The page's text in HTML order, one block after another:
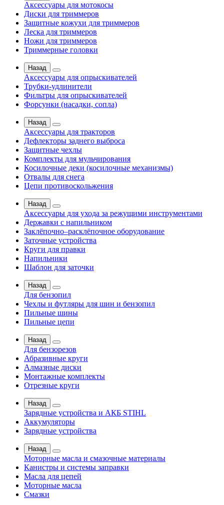
Аксессуары для мотокосы
Диски для триммеров
Защитные кожухи для триммеров
Леска для триммеров
Ножи для триммеров
Триммерные головки
Назад
Аксессуары для опрыскивателей
Трубки-удлинители
Фильтры для опрыскивателей
Форсунки (насадки, сопла)
Назад
Аксессуары для тракторов
Дефлекторы заднего выброса
Защитные чехлы
Комплекты для мульчирования
Косилочные деки (косилочные механизмы)
Отвалы для снега
Цепи противоскольжения
Назад
Аксессуары для ухода за режущими инструментами
Державки с напильником
Заклёпочно–расклёпочное оборудование
Заточные устройства
Круги для правки
Напильники
Шаблон для заточки
Назад
Для бензопил
Чехлы и футляры для шин и бензопил
Пильные шины
Пильные цепи
Назад
Для бензорезов
Абразивные круги
Алмазные диски
Монтажные комплекты
Отрезные круги
Назад
Зарядные устройства и АКБ STIHL
Аккумуляторы
Зарядные устройства
Назад
Моторные масла и смазочные материалы
Канистры и системы заправки
Масла для цепей
Моторные масла
Смазки